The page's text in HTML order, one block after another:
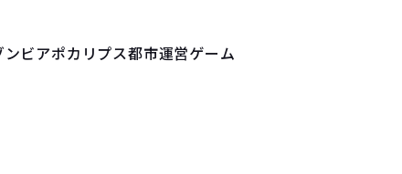
ビアポカリプス都市運営ゲーム